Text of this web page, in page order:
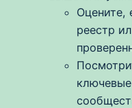
Оцените,
реестр